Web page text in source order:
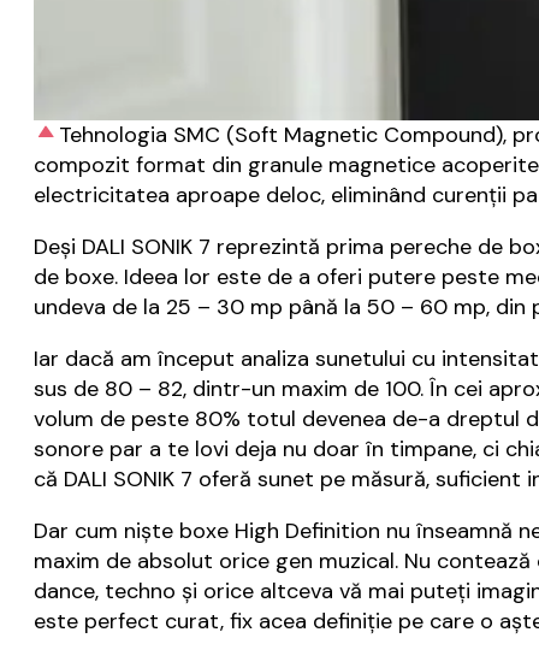
Tehnologia SMC (Soft Magnetic Compound),
compozit format din granule magnetice
electricitatea aproape deloc, eliminând curenții
Deși DALI SONIK 7 reprezintă prima pereche de
de boxe. Ideea lor este de a oferi putere peste
undeva de la 25 – 30 mp până la 50 – 60 mp, din
Iar dacă am început analiza sunetului cu
sus de 80 – 82, dintr-un maxim de 100. În cei
volum de peste 80% totul devenea de-a dreptul
sonore par a te lovi deja nu doar în timpane, ci
că DALI SONIK 7 oferă sunet pe măsură,
Dar cum niște boxe High Definition nu înseamnă
maxim de absolut orice gen muzical. Nu
dance, techno și orice altceva vă mai puteți
este perfect curat, fix acea definiție pe care o